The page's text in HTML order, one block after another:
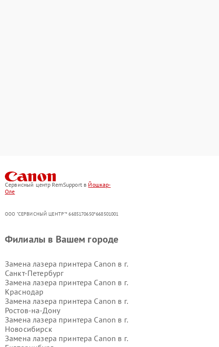
Сервисный центр RemSupport в Йошкар-
Оле
ООО "СЕРВИСНЫЙ ЦЕНТР"* 6685170650*668501001
Филиалы в Вашем городе
Замена лазера принтера Canon в г.
Санкт-Петербург
Замена лазера принтера Canon в г.
Краснодар
Замена лазера принтера Canon в г.
Ростов-на-Дону
Замена лазера принтера Canon в г.
Новосибирск
Замена лазера принтера Canon в г.